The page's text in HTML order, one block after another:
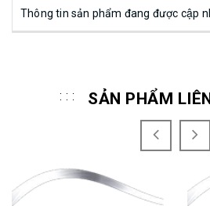
Thông tin sản phẩm đang được cập
SẢN PHẨM